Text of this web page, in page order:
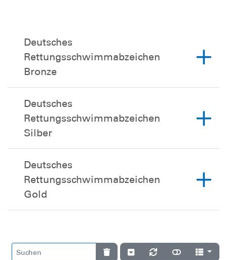
Deutsches
Rettungsschwimmabzeichen
Bronze
Deutsches
Rettungsschwimmabzeichen
Silber
Deutsches
Rettungsschwimmabzeichen
Gold